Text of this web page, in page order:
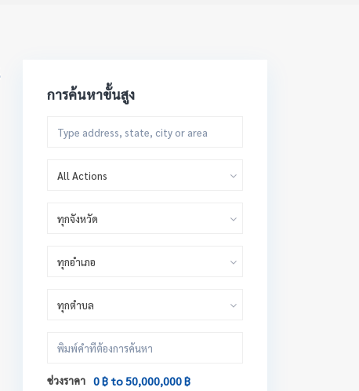
การค้นหาขั้นสูง
All Actions
ทุกจังหวัด
ทุกอำเภอ
ทุกตำบล
ช่วงราคา 0 ฿ to 50,000,000 ฿